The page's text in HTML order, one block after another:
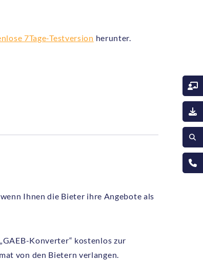
7Tage-Testversion herunter.
Ihnen die Bieter ihre Angebote als
Konverter“ kostenlos zur
von den Bietern verlangen.